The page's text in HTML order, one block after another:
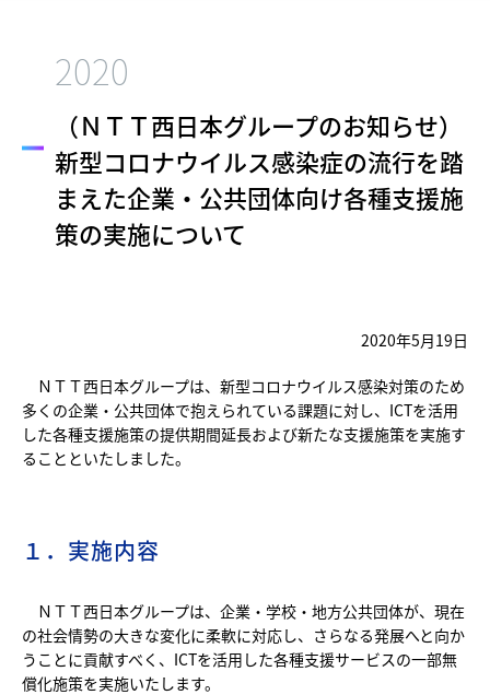
2020
（ＮＴＴ西日本グループのお知らせ）
新型コロナウイルス感染症の流行を踏
まえた企業・公共団体向け各種支援施
策の実施について
2020年5月19日
ＮＴＴ西日本グループは、新型コロナウイルス感染対策のため
多くの企業・公共団体で抱えられている課題に対し、ICTを活用
した各種支援施策の提供期間延長および新たな支援施策を実施す
ることといたしました。
１．実施内容
ＮＴＴ西日本グループは、企業・学校・地方公共団体が、現在
の社会情勢の大きな変化に柔軟に対応し、さらなる発展へと向か
うことに貢献すべく、ICTを活用した各種支援サービスの一部無
償化施策を実施いたします。